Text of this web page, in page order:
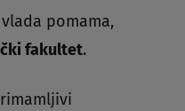
pomama,
fakultet.